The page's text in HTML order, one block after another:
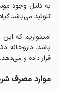
به دلیل وجود
کلوئید می‌باشد
امیدواریم که
باشد. داروخانه
قرار داده و می‌دهد.
موارد مصرف